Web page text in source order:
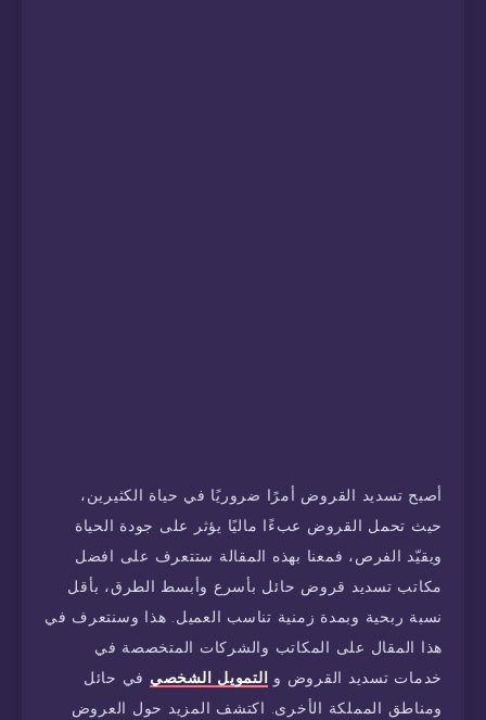
أصبح تسديد القروض أمرًا ضروريًا في حياة الكثيرين،
حيث تحمل القروض عبءًا ماليًا يؤثر على جودة الحياة
ويقيّد الفرص، فمعنا بهذه المقالة ستتعرف على افضل
مكاتب تسديد قروض حائل بأسرع وأبسط الطرق، بأقل
نسبة ربحية وبمدة زمنية تناسب العميل. هذا وسنتعرف في
هذا المقال على المكاتب والشركات المتخصصة في
خدمات تسديد القروض و التمويل الشخصي في حائل
ومناطق المملكة الأخرى. اكتشف المزيد حول العروض